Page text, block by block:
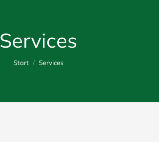
Services
Sie befinden sich hier:
Start Services